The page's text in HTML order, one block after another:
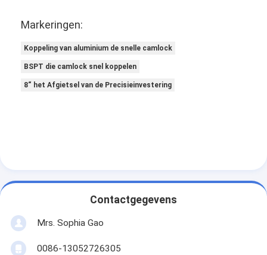
Markeringen:
Koppeling van aluminium de snelle camlock
BSPT die camlock snel koppelen
8“ het Afgietsel van de Precisieinvestering
Contactgegevens
Mrs. Sophia Gao
0086-13052726305